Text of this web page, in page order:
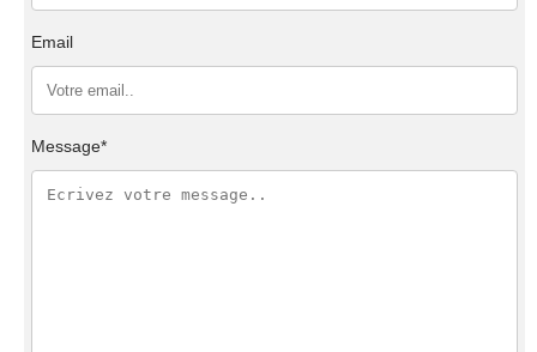
Email
Message*